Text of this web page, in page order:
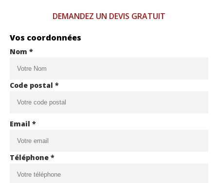
DEMANDEZ UN DEVIS GRATUIT
Vos coordonnées
Nom *
Code postal *
Email *
Téléphone *